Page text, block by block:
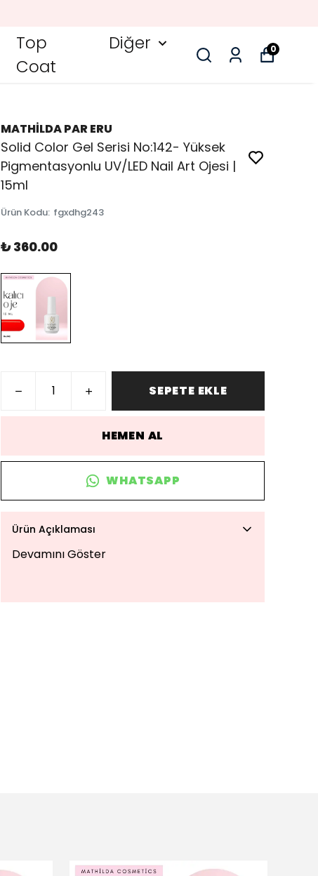
Top
Coat
Diğer 0
MATHİLDA PAR ERU
Solid Color Gel Serisi No:142- Yüksek
Pigmentasyonlu UV/LED Nail Art Ojesi |
15ml
Ürün Kodu: fgxdhg243
₺ 360.00
SEPETE EKLE
HEMEN AL
WHATSAPP
Ürün Açıklaması
Devamını Göster